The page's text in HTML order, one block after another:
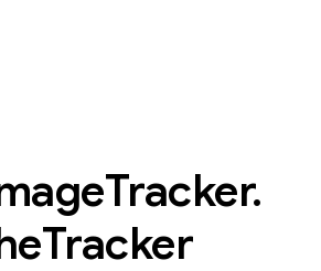
Tracker.
Tracker